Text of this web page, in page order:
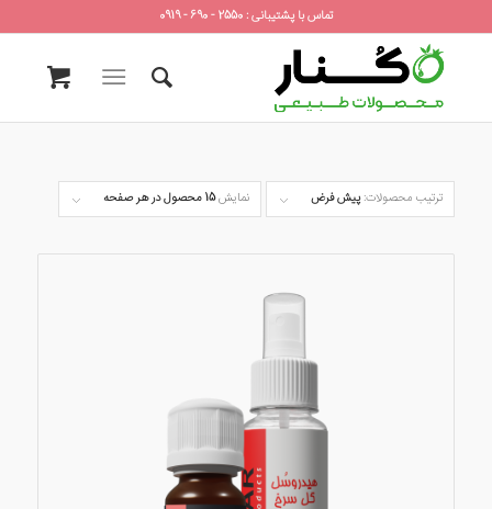
تماس با پشتیبانی : 2550 - 690 - 0919
ترتیب محصولات:پیش فرض نمایش15 محصول در هر صفحه